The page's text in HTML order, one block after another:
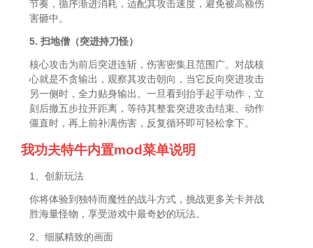
节奏，循序渐进消耗，适配其攻击速度，避免被高额伤
害砸中。
5. 扫地僧（突进持刀怪）
核心攻击为前后突进连斩，伤害密集且范围广。对战核
心就是不贪输出，观察其攻击朝向，当它反向突进攻击
另一侧时，全力贴身输出。一旦看到抬手起手动作，立
刻后撤五步拉开距离，等待其整套突进攻击结束、动作
僵直时，再上前补满伤害，反复循环即可轻松拿下。
我功夫特牛内置mod菜单说明
1、创新玩法
你将体验到独特而魔性的战斗方式，挑战更多关卡并战
胜海量怪物，享受游戏中最奇妙的玩法。
2、细腻精致的画面